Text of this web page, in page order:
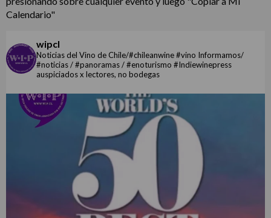
Calendario"
wipcl
Noticias del Vino de Chile/#chileanwine #vino Informamos/
#noticias / #panoramas / #enoturismo #Indiewinepress
auspiciados x lectores, no bodegas